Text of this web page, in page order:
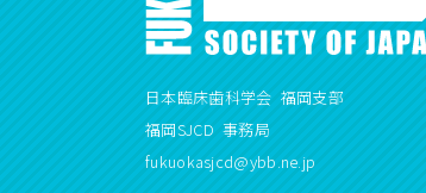
日本臨床歯科学会 福岡支部
福岡SJCD 事務局
fukuokasjcd@ybb.ne.jp